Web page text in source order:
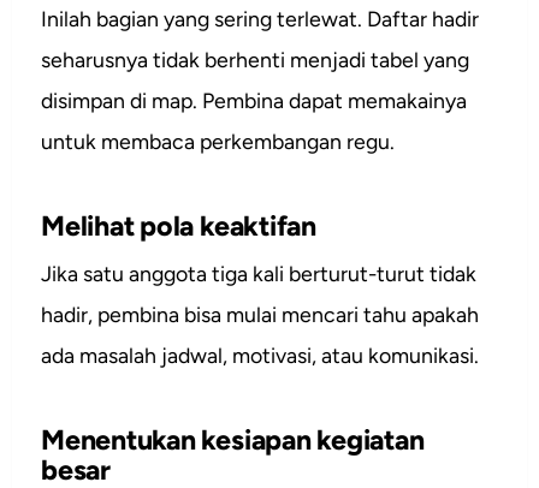
Inilah bagian yang sering terlewat. Daftar hadir
seharusnya tidak berhenti menjadi tabel yang
disimpan di map. Pembina dapat memakainya
untuk membaca perkembangan regu.
Melihat pola keaktifan
Jika satu anggota tiga kali berturut-turut tidak
hadir, pembina bisa mulai mencari tahu apakah
ada masalah jadwal, motivasi, atau komunikasi.
Menentukan kesiapan kegiatan
besar